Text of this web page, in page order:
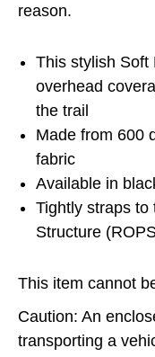
reason.
This stylish Soft
overhead
the trail
Made from 600
fabric
Available in
Tightly straps to
Structure
This item cannot
Caution: An
transporting a